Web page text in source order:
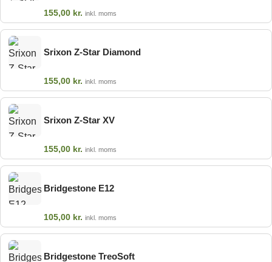
155,00 kr. inkl. moms
Srixon Z-Star Diamond
155,00 kr. inkl. moms
Srixon Z-Star XV
155,00 kr. inkl. moms
Bridgestone E12
105,00 kr. inkl. moms
Bridgestone TreoSoft